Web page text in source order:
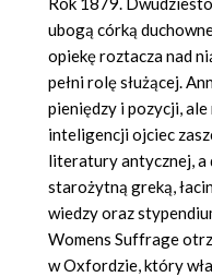
ubogą córką
opiekę roztacza nad
pełni rolę służącej.
pieniędzy i pozycji,
inteligencji ojciec
literatury antycznej, a
starożytną greką,
wiedzy oraz
Womens Suffrage
w Oxfordzie, który